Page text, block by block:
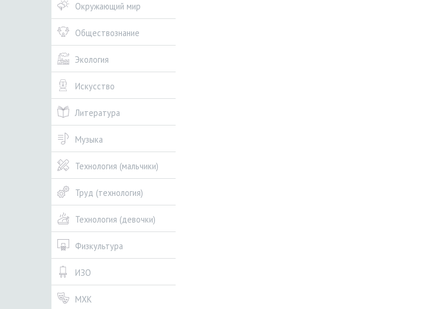
Окружающий мир
Обществознание
Экология
Искусство
Литература
Музыка
Технология (мальчики)
Труд (технология)
Технология (девочки)
Физкультура
ИЗО
МХК